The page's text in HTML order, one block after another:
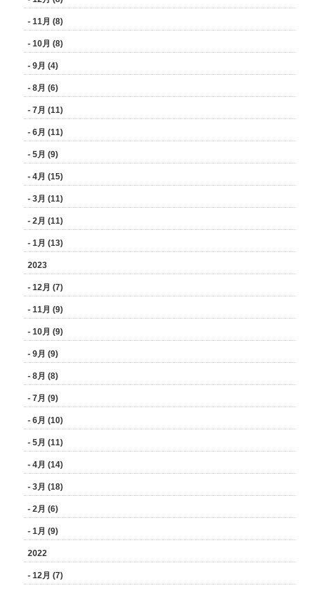
- 11月 (8)
- 10月 (8)
- 9月 (4)
- 8月 (6)
- 7月 (11)
- 6月 (11)
- 5月 (9)
- 4月 (15)
- 3月 (11)
- 2月 (11)
- 1月 (13)
2023
- 12月 (7)
- 11月 (9)
- 10月 (9)
- 9月 (9)
- 8月 (8)
- 7月 (9)
- 6月 (10)
- 5月 (11)
- 4月 (14)
- 3月 (18)
- 2月 (6)
- 1月 (9)
2022
- 12月 (7)